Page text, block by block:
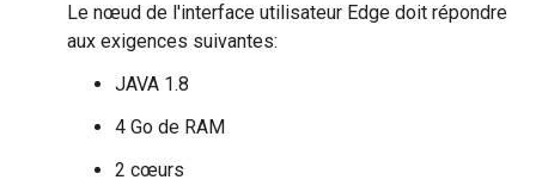
Le nœud de l'interface utilisateur Edge doit répondre
aux exigences suivantes:
JAVA 1.8
4 Go de RAM
2 cœurs